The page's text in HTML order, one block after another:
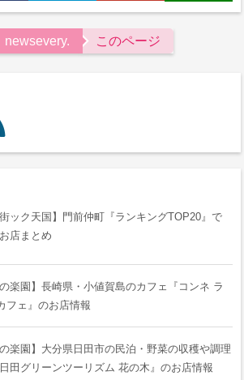
newsevery. このページ
街ック天国】門前仲町『ランキングTOP20』で
店まとめ
の楽園】長崎県・小値賀島のカフェ『コンネ ラ
フェ』のお店情報
の楽園】大分県日田市の民泊・野菜の収穫や調理
田グリーンツーリズム 花の木』のお店情報